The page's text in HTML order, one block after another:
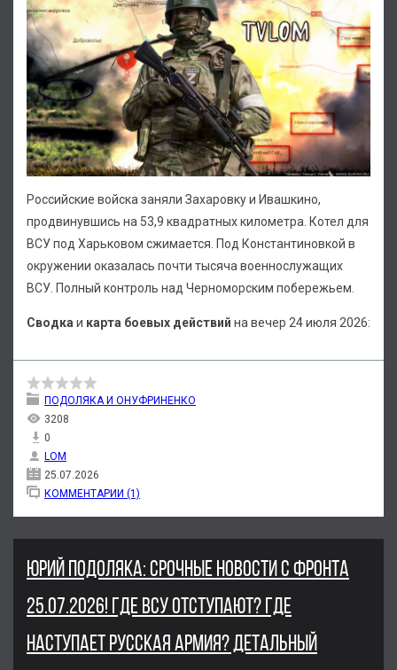
Российские войска заняли Захаровку и Ивашкино,
продвинувшись на 53,9 квадратных километра. Котел для
ВСУ под Харьковом сжимается. Под Константиновкой в
окружении оказалась почти тысяча военнослужащих
ВСУ. Полный контроль над Черноморским побережьем.
Сводка и карта боевых действий на вечер 24 июля 2026:
ПОДОЛЯКА И ОНУФРИНЕНКО
3208
0
LOM
25.07.2026
КОММЕНТАРИИ (1)
ЮРИЙ ПОДОЛЯКА: СРОЧНЫЕ НОВОСТИ С ФРОНТА
25.07.2026! ГДЕ ВСУ ОТСТУПАЮТ? ГДЕ
НАСТУПАЕТ РУССКАЯ АРМИЯ? ДЕТАЛЬНЫЙ